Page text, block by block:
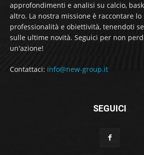
approfondimenti e analisi su calcio,
altro. La nostra missione è raccontare
professionalità e obiettività, tenendoti
sulle ultime novità. Seguici per non
un'azione!
Contattaci: info@new-group.it
SEGUICI